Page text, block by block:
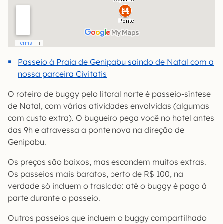
Passeio à Praia de Genipabu saindo de Natal com a
nossa parceira Civitatis
O roteiro de buggy pelo litoral norte é passeio-síntese
de Natal, com várias atividades envolvidas (algumas
com custo extra). O bugueiro pega você no hotel antes
das 9h e atravessa a ponte nova na direção de
Genipabu.
Os preços são baixos, mas escondem muitos extras.
Os passeios mais baratos, perto de R$ 100, na
verdade só incluem o traslado: até o buggy é pago à
parte durante o passeio.
Outros passeios que incluem o buggy compartilhado